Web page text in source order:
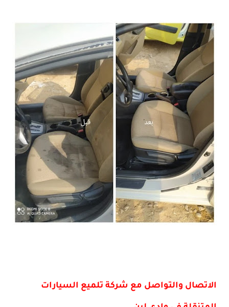
الاتصال والتواصل مع شركة تلميع السيارات